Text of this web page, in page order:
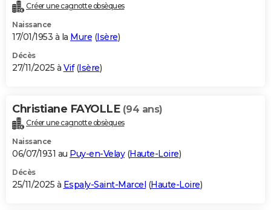
Créer une cagnotte obsèques
Naissance
17/01/1953 à la Mure (Isère)
Décès
27/11/2025 à Vif(Isère)
Christiane FAYOLLE (94 ans)
Créer une cagnotte obsèques
Naissance
06/07/1931 au Puy-en-Velay(Haute-Loire)
Décès
25/11/2025 à Espaly-Saint-Marcel (Haute-Loire)